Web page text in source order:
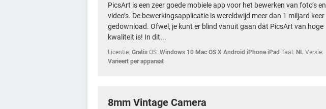
PicsArt is een zeer goede mobiele app voor het bewerken van foto’s en
video’s. De bewerkingsapplicatie is wereldwijd meer dan 1 miljard keer
gedownload. Ofwel, je kunt er blind vanuit gaan dat PicsArt van hoge
kwaliteit is! In dit...
Licentie: Gratis OS: Windows 10 Mac OS X Android iPhone iPad Taal: NL Versie:
Varieert per apparaat
8mm Vintage Camera